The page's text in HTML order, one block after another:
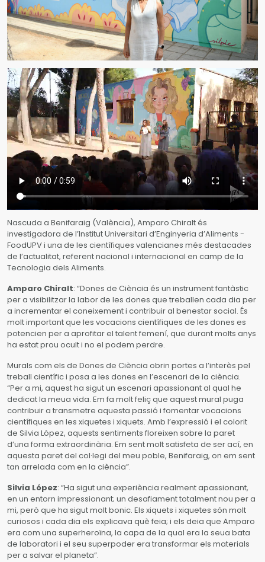
Nascuda a Benifaraig (València), Amparo Chiralt és
investigadora de l’Institut Universitari d’Enginyeria d’Aliments -
FoodUPV i una de les científiques valencianes més destacades
de l’actualitat, referent nacional i internacional en camp de la
Tecnologia dels Aliments.
Amparo Chiralt: “Dones de Ciència és un instrument fantàstic
per a visibilitzar la labor de les dones que treballen cada dia per
a incrementar el coneixement i contribuir al benestar social. És
molt important que les vocacions científiques de les dones es
potencien per a aprofitar el talent femení, que durant molts anys
ha estat prou ocult i no el podem perdre.
Murals com els de Dones de Ciència obrin portes a l’interès pel
treball científic i posa a les dones en l’escenari de la ciència.
“Per a mi, aquest ha sigut un escenari apassionant al qual he
dedicat la meua vida. Em fa molt feliç que aquest mural puga
contribuir a transmetre aquesta passió i fomentar vocacions
científiques en les xiquetes i xiquets. Amb l’expressió i el colorit
de Silvia López, aquests sentiments floreixen sobre la paret
d’una forma extraordinària. Em sent molt satisfeta de ser ací, en
aquesta paret del col·legi del meu poble, Benifaraig, on em sent
tan arrelada com en la ciència”.
Silvia López: “Ha sigut una experiència realment apassionant,
en un entorn impressionant; un desafiament totalment nou per a
mi, però que ha sigut molt bonic. Els xiquets i xiquetes són molt
curiosos i cada dia els explicava què feia; i els deia que Amparo
era com una superheroïna, la capa de la qual era la seua bata
de laboratori i el seu superpoder era transformar els materials
per a salvar el planeta”.